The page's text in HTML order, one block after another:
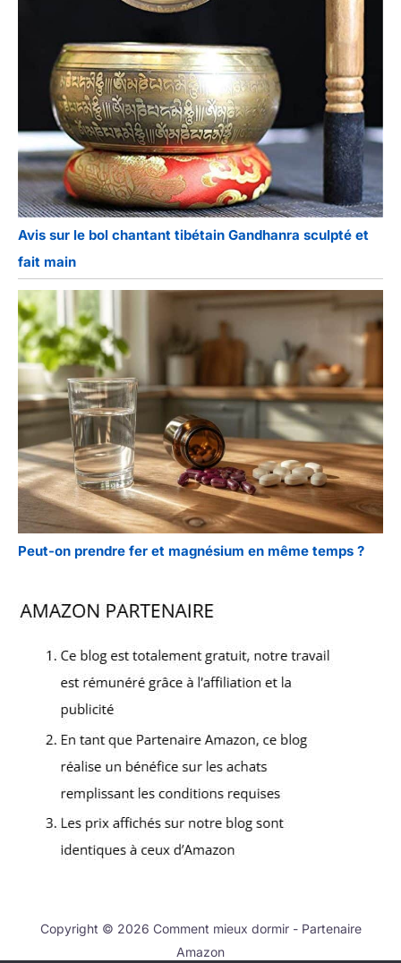
Avis sur le bol chantant tibétain Gandhanra sculpté et
fait main
Peut-on prendre fer et magnésium en même temps ?
Copyright © 2026 Comment mieux dormir - Partenaire
Amazon